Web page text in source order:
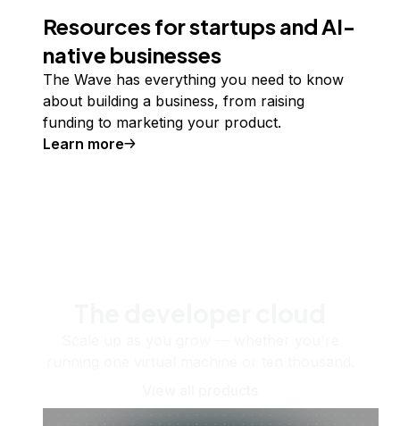
Resources for startups and AI-
native businesses
The Wave has everything you need to know
about building a business, from raising
funding to marketing your product.
Learn more